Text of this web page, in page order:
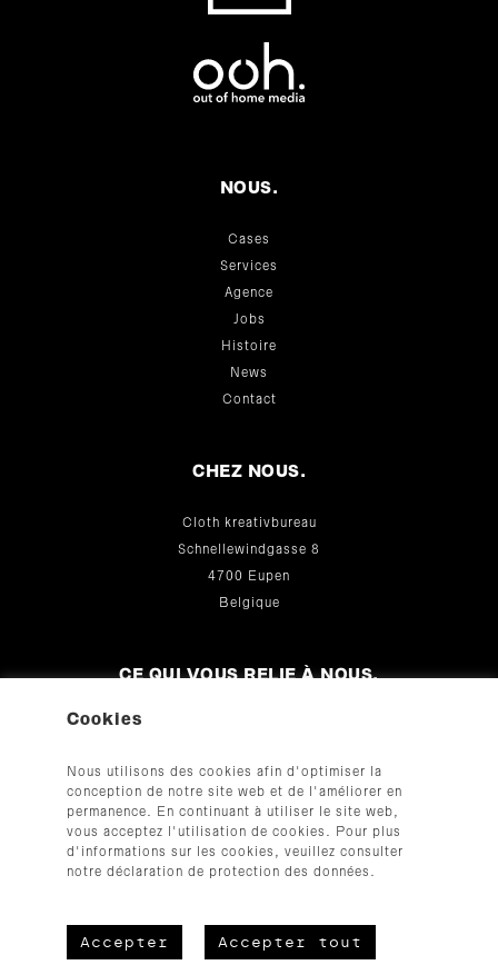
NOUS.
Cases
Services
Agence
Jobs
Histoire
News
Contact
CHEZ NOUS.
Cloth kreativbureau
Schnellewindgasse 8
4700 Eupen
Belgique
CE QUI VOUS RELIE À NOUS.
© 2026
CGV
Cookies
Nous utilisons des cookies afin d'optimiser la
conception de notre site web et de l'améliorer en
permanence. En continuant à utiliser le site web,
vous acceptez l'utilisation de cookies. Pour plus
d'informations sur les cookies, veuillez consulter
notre déclaration de protection des données.
Accepter Accepter tout